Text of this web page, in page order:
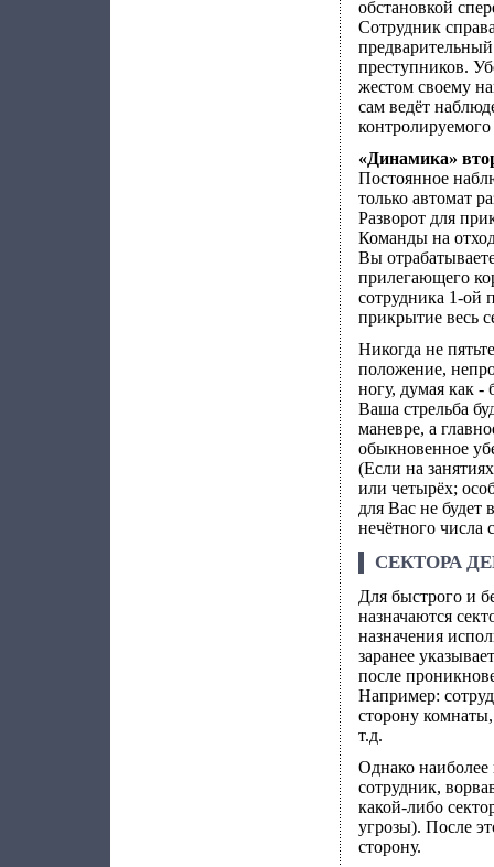
обстановкой
Сотрудник
преступников.
жестом своему
сам ведёт
контролируемого
«Динамика»
Постоянное
только автомат
Разворот для
Команды на
Вы
прилегающего
сотрудника 1-ой
прикрытие весь
Никогда не
положение,
ногу, думая как -
Ваша стрельба
маневре, а
обыкновенное
(Если на
или четырёх;
для Вас не будет
нечётного числа
СЕКТОРА
Для быстрого и
назначаются
назначения
заранее
после
Например:
сторону
т.д.
Однако наиболее
сотрудник,
какой-либо
угрозы). После
сторону.